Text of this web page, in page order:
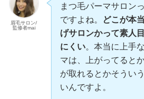
眉毛サロン/
監修者mai
まつ毛パーマサロン
ですよね。
どこが本
げサロンかって素人
にくい。本当に上手
マは、上がってると
が取れるとかそうい
いんですよ。